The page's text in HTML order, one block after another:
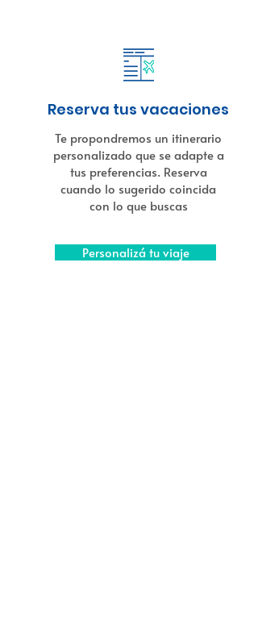
Reserva tus vacaciones
Te propondremos un itinerario
personalizado que se adapte a
tus preferencias. Reserva
cuando lo sugerido coincida
con lo que buscas
Personalizá tu viaje